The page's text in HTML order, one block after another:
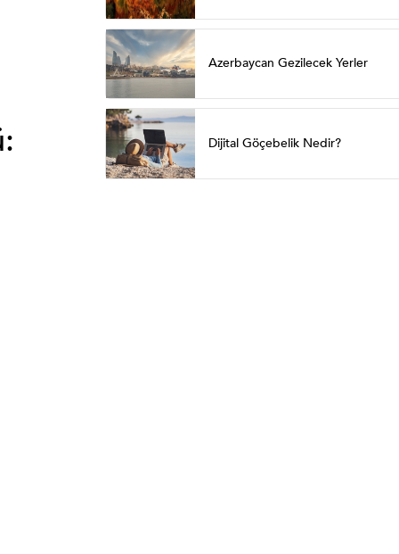
Azerbaycan Gezilecek Yerler
Dijital Göçebelik Nedir?